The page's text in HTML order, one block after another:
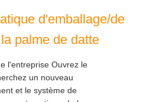
d'emballage/de
palme de datte